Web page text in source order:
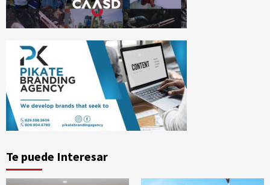
Te puede Interesar